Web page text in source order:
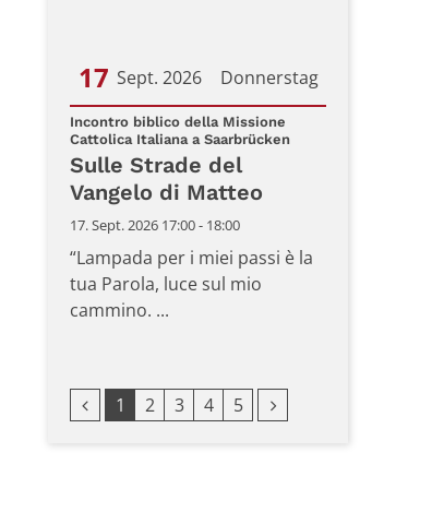
Donnerstag
17 Sept. 2026
Datum: 17. September 2026
Incontro biblico della Missione
Cattolica Italiana a Saarbrücken:
Sulle Strade del
Vangelo di Matteo
17. Sept. 2026 17:00 - 18:00
“Lampada per i miei passi è la
tua Parola, luce sul mio
cammino. ...
Vorherige Seite
1 2 3 4 5 Nächste Seite